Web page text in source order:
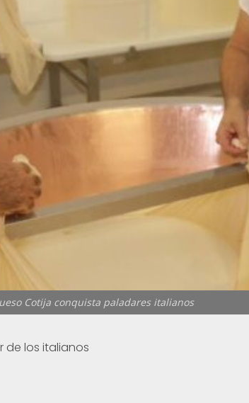
de los italianos
Cotija conquista paladares italianos